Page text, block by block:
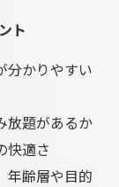
ト
分かりやすい
放題があるか
快適さ
年齢層や目的